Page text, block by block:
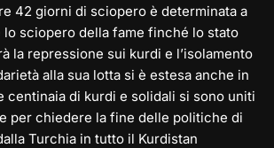
42 giorni di sciopero è determinata a
sciopero della fame finché lo stato
la repressione sui kurdi e l’isolamento
alla sua lotta si è estesa anche in
centinaia di kurdi e solidali si sono uniti
per chiedere la fine delle politiche di
Turchia in tutto il Kurdistan